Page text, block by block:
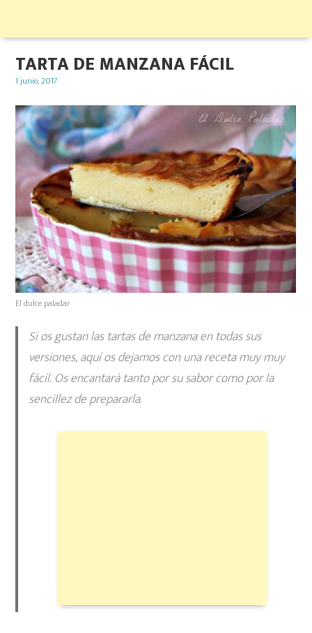
TARTA DE MANZANA FÁCIL
Posted
1 junio, 2017
El dulce paladar
Si os gustan las tartas de manzana en todas sus
versiones, aquí os dejamos con una receta muy muy
fácil. Os encantará tanto por su sabor como por la
sencillez de prepararla.